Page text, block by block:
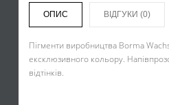
ОПИС ВІДГУКИ (0)
Пігменти виробництва Borma
ексклюзивного кольору.
відтінків.